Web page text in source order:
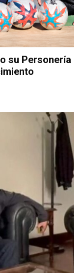
su Personería